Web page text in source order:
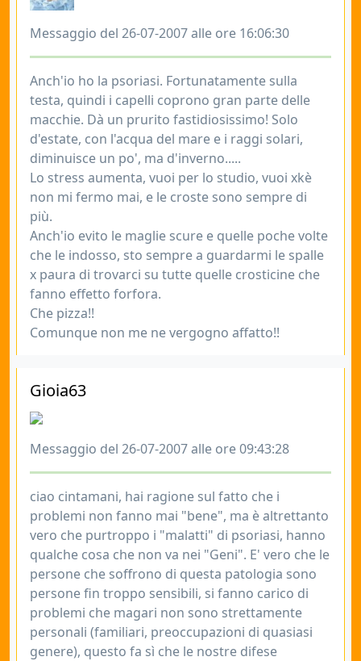
Messaggio del 26-07-2007 alle ore 16:06:30
Anch'io ho la psoriasi. Fortunatamente sulla
testa, quindi i capelli coprono gran parte delle
macchie. Dà un prurito fastidiosissimo! Solo
d'estate, con l'acqua del mare e i raggi solari,
diminuisce un po', ma d'inverno.....
Lo stress aumenta, vuoi per lo studio, vuoi xkè
non mi fermo mai, e le croste sono sempre di
più.
Anch'io evito le maglie scure e quelle poche volte
che le indosso, sto sempre a guardarmi le spalle
x paura di trovarci su tutte quelle crosticine che
fanno effetto forfora.
Che pizza!!
Comunque non me ne vergogno affatto!!
Gioia63
Messaggio del 26-07-2007 alle ore 09:43:28
ciao cintamani, hai ragione sul fatto che i
problemi non fanno mai "bene", ma è altrettanto
vero che purtroppo i "malatti" di psoriasi, hanno
qualche cosa che non va nei "Geni". E' vero che le
persone che soffrono di questa patologia sono
persone fin troppo sensibili, si fanno carico di
problemi che magari non sono strettamente
personali (familiari, preoccupazioni di quasiasi
genere), questo fa sì che le nostre difese